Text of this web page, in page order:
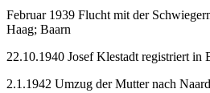
Februar 1939 Flucht mit der
Haag; Baarn
22.10.1940 Josef Klestadt registriert in
2.1.1942 Umzug der Mutter nach